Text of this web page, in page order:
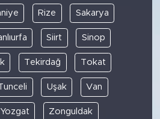
Rize Sakarya
Siirt Sinop
Tekirdağ Tokat
Uşak Van
Yozgat Zonguldak